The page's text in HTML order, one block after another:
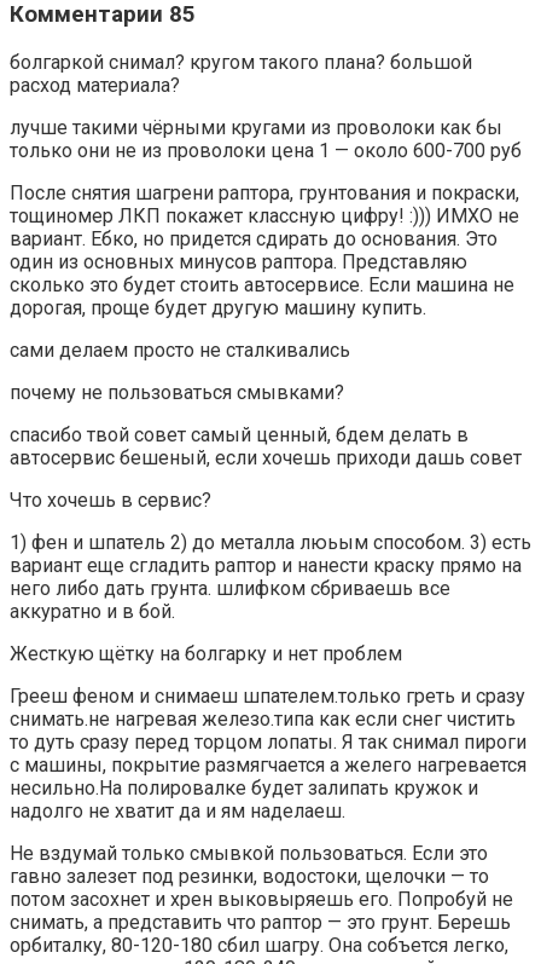
Комментарии 85
болгаркой снимал? кругом такого плана? большой
расход материала?
лучше такими чёрными кругами из проволоки как бы
только они не из проволоки цена 1 — около 600-700 руб
После снятия шагрени раптора, грунтования и покраски,
тощиномер ЛКП покажет классную цифру! :))) ИМХО не
вариант. Ебко, но придется сдирать до основания. Это
один из основных минусов раптора. Представляю
сколько это будет стоить автосервисе. Если машина не
дорогая, проще будет другую машину купить.
сами делаем просто не сталкивались
почему не пользоваться смывками?
спасибо твой совет самый ценный, бдем делать в
автосервис бешеный, если хочешь приходи дашь совет
Что хочешь в сервис?
1) фен и шпатель 2) до металла люьым способом. 3) есть
вариант еще сгладить раптор и нанести краску прямо на
него либо дать грунта. шлифком сбриваешь все
аккуратно и в бой.
Жесткую щётку на болгарку и нет проблем
Грееш феном и снимаеш шпателем.только греть и сразу
снимать.не нагревая железо.типа как если снег чистить
то дуть сразу перед торцом лопаты. Я так снимал пироги
с машины, покрытие размягчается а желего нагревается
несильно.На полировалке будет залипать кружок и
надолго не хватит да и ям наделаеш.
Не вздумай только смывкой пользоваться. Если это
гавно залезет под резинки, водостоки, щелочки — то
потом засохнет и хрен выковыряешь его. Попробуй не
снимать, а представить что раптор — это грунт. Берешь
орбиталку, 80-120-180 сбил шагру. Она собъется легко,